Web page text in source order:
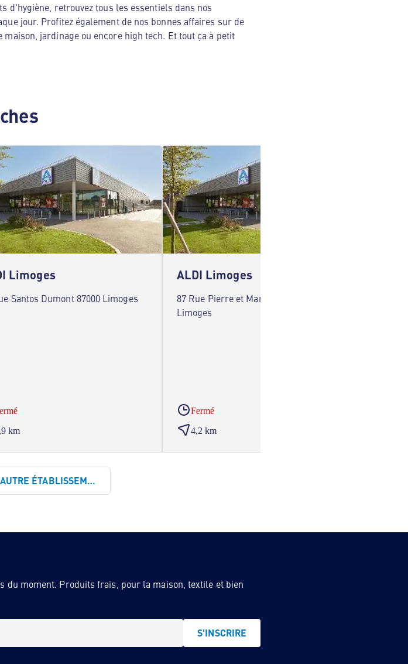
d'hygiène, retrouvez tous les essentiels dans nos
jour. Profitez également de nos bonnes affaires sur de
jardinage ou encore high tech. Et tout ça à petit
Limoges
Santos Dumont 87000 Limoges
km
ALDI Limoges
87 Rue Pierre et Marie Curie 87000
Limoges
Fermé
4,2 km
ÉTABLISSEMENT
du moment. Produits frais, pour la maison, textile et bien
S'INSCRIRE